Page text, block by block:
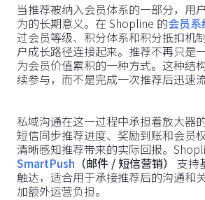
当推荐被纳入会员体系的一部分，用
为的长期意义。在 Shopline 的会员系
过会员等级、积分体系和积分抵扣机
户成长路径连接起来。推荐不再只是
为会员价值累积的一种方式。这种结
续参与，而不是完成一次推荐后迅速流
私域沟通在这一过程中承担着放大器
短信同步推荐进度、奖励到账和会员
清晰感知推荐带来的实际回报。
SmartPush （邮件 / 短信营销）
支持
触达，适合用于承接推荐后的沟通和
加额外运营负担。